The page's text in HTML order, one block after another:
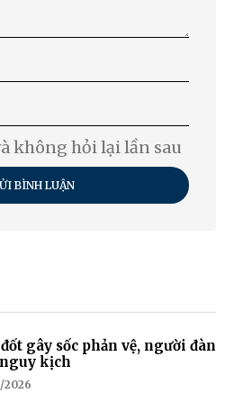
không hỏi lại lần sau
BÌNH LUẬN
gây sốc phản vệ, người đàn
kịch